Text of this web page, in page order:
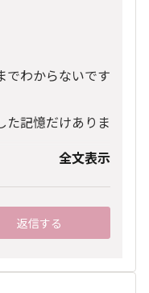
でわからないです
た記憶だけありま
ってありますw
全文表示
返信する